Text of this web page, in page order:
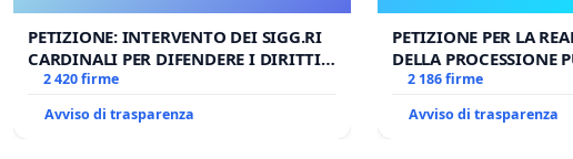
PETIZIONE: INTERVENTO DEI SIGG.RI
CARDINALI PER DIFENDERE I DIRITTI
DELLA SEDE APOSTOLICA (ART. 3 UDG)
2 420 firme
Avviso di trasparenza
PETIZIONE PER LA
DELLA PROCESSIONE
CORPUS DOMINI A
2 186 firme
Avviso di trasparenza